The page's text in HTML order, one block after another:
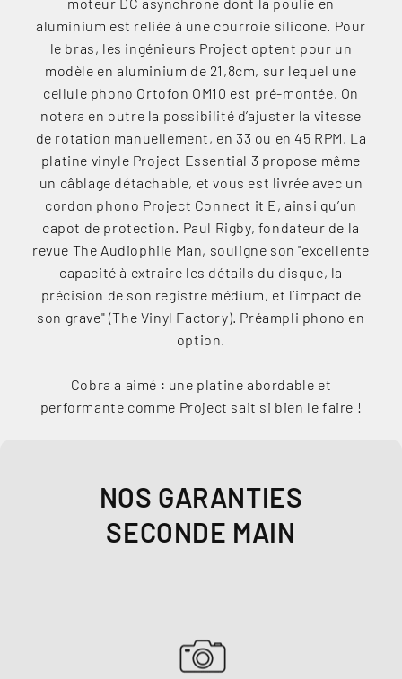
aluminium est reliée à une courroie silicone. Pour
le bras, les ingénieurs Project optent pour un
modèle en aluminium de 21,8cm, sur lequel une
cellule phono Ortofon OM10 est pré-montée. On
notera en outre la possibilité d’ajuster la vitesse
de rotation manuellement, en 33 ou en 45 RPM. La
platine vinyle Project Essential 3 propose même
un câblage détachable, et vous est livrée avec un
cordon phono Project Connect it E, ainsi qu’un
capot de protection. Paul Rigby, fondateur de la
revue The Audiophile Man, souligne son "excellente
capacité à extraire les détails du disque, la
précision de son registre médium, et l’impact de
son grave" (The Vinyl Factory). Préampli phono en
option.
Cobra a aimé : une platine abordable et
performante comme Project sait si bien le faire !
NOS GARANTIES
SECONDE MAIN